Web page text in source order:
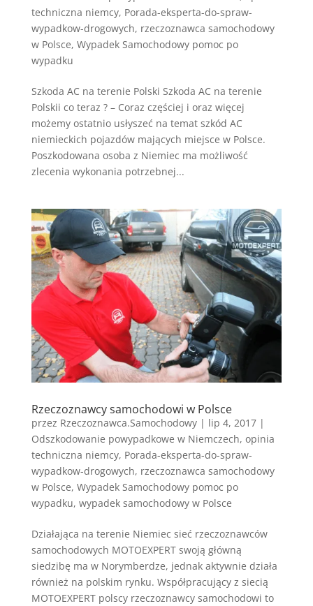
techniczna niemcy, Porada-eksperta-do-spraw-
wypadkow-drogowych, rzeczoznawca samochodowy
w Polsce, Wypadek Samochodowy pomoc po
wypadku
Szkoda AC na terenie Polski Szkoda AC na terenie
Polskii co teraz ? – Coraz częściej i oraz więcej
możemy ostatnio usłyszeć na temat szkód AC
niemieckich pojazdów mających miejsce w Polsce.
Poszkodowana osoba z Niemiec ma możliwość
zlecenia wykonania potrzebnej...
Rzeczoznawcy samochodowi w Polsce
przez Rzeczoznawca.Samochodowy| lip 4, 2017|
Odszkodowanie powypadkowe w Niemczech, opinia
techniczna niemcy, Porada-eksperta-do-spraw-
wypadkow-drogowych, rzeczoznawca samochodowy
w Polsce, Wypadek Samochodowy pomoc po
wypadku, wypadek samochodowy w Polsce
Działająca na terenie Niemiec sieć rzeczoznawców
samochodowych MOTOEXPERT swoją główną
siedzibę ma w Norymberdze, jednak aktywnie działa
również na polskim rynku. Współpracujący z siecią
MOTOEXPERT polscy rzeczoznawcy samochodowi to